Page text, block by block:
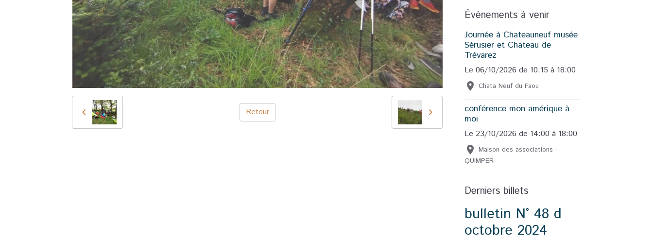
Retour
Évènements à venir
Journée à Chateauneuf musée
Sérusier et Chateau de
Trévarez
Le 06/10/2026 de 10:15 à 18:00
Chata Neuf du Faou
conférence mon amérique à
moi
Le 23/10/2026 de 14:00 à 18:00
Maison des associations -
QUIMPER
Derniers billets
bulletin N° 48 d
octobre 2024